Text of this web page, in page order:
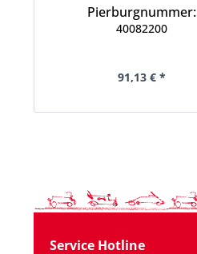
Pierburgnummer:
40082200
91,13 € *
Service Hotline